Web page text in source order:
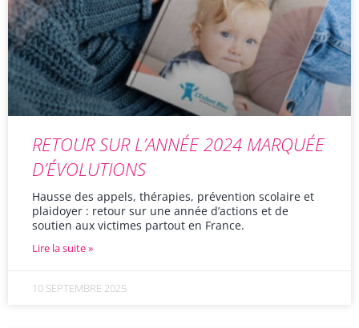
RETOUR SUR L’ANNÉE 2024 MARQUÉE
D’ÉVOLUTIONS
Hausse des appels, thérapies, prévention scolaire et
plaidoyer : retour sur une année d’actions et de
soutien aux victimes partout en France.
Lire la suite »
10 SEPTEMBRE 2025